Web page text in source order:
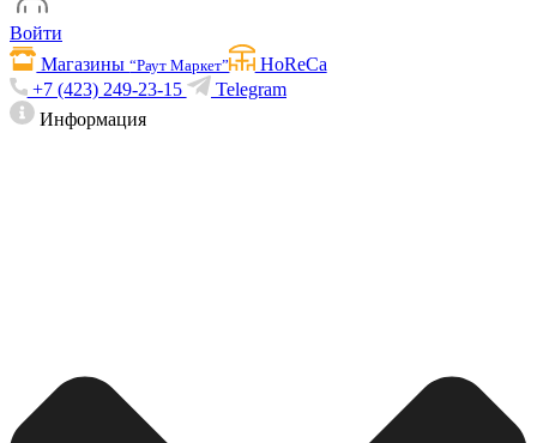
Войти
Магазины“Раут Маркет”
HoReCa
+7 (423) 249-23-15
Telegram
Информация